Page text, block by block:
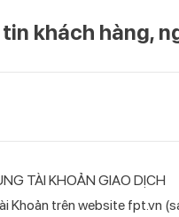
khách hàng,
TÀI KHOẢN GIAO DỊCH
Khoản trên website fpt.vn